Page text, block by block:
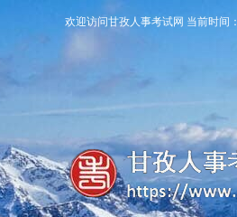
欢迎访问甘孜人事考试网 当前时间：